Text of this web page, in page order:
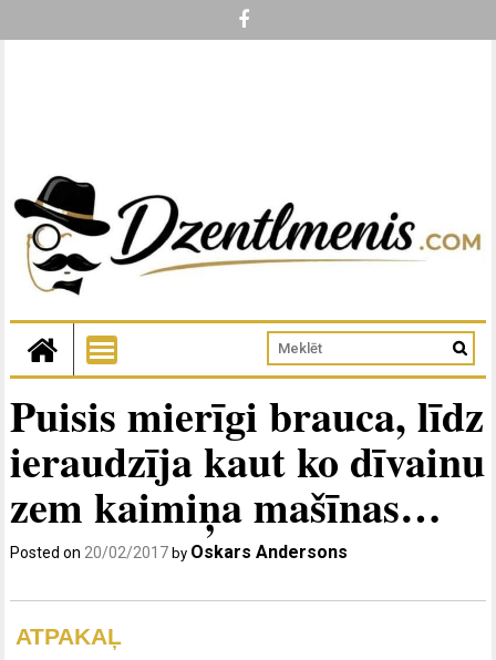
Puisis mierīgi brauca, līdz
ieraudzīja kaut ko dīvainu
zem kaimiņa mašīnas…
Posted on20/02/2017 by Oskars Andersons
ATPAKAĻ